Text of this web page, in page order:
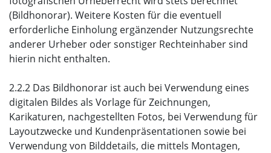
(Bildhonorar). Weitere Kosten für die eventuell
erforderliche Einholung ergänzender Nutzungsrechte
anderer Urheber oder sonstiger Rechteinhaber sind
hierin nicht enthalten.
2.2.2 Das Bildhonorar ist auch bei Verwendung eines
digitalen Bildes als Vorlage für Zeichnungen,
Karikaturen, nachgestellten Fotos, bei Verwendung für
Layoutzwecke und Kundenpräsentationen sowie bei
Verwendung von Bilddetails, die mittels Montagen,